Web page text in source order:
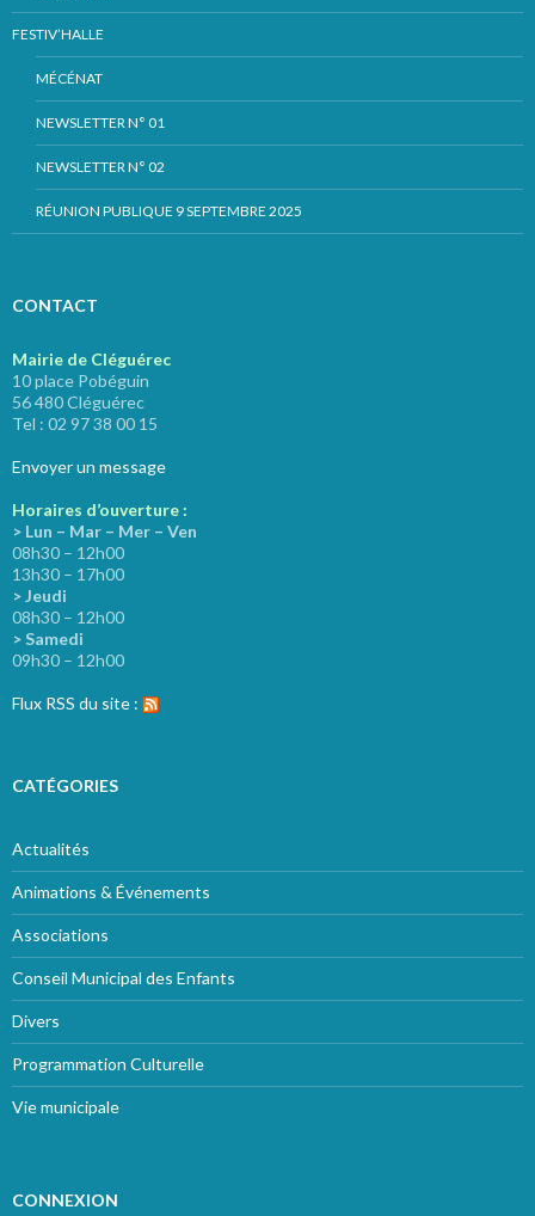
FESTIV’HALLE
MÉCÉNAT
NEWSLETTER N° 01
NEWSLETTER N° 02
RÉUNION PUBLIQUE 9 SEPTEMBRE 2025
CONTACT
Mairie de Cléguérec
10 place Pobéguin
56 480 Cléguérec
Tel : 02 97 38 00 15
Envoyer un message
Horaires d’ouverture :
> Lun – Mar – Mer – Ven
08h30 – 12h00
13h30 – 17h00
> Jeudi
08h30 – 12h00
> Samedi
09h30 – 12h00
Flux RSS du site :
CATÉGORIES
Actualités
Animations & Événements
Associations
Conseil Municipal des Enfants
Divers
Programmation Culturelle
Vie municipale
CONNEXION